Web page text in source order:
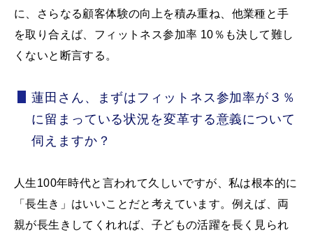
に、さらなる顧客体験の向上を積み重ね、他業種と手
を取り合えば、フィットネス参加率 10％も決して難し
くないと断言する。
蓮田さん、まずはフィットネス参加率が３％
に留まっている状況を変革する意義について
伺えますか？
人生100年時代と言われて久しいですが、私は根本的に
「長生き」はいいことだと考えています。例えば、両
親が長生きしてくれれば、子どもの活躍を長く見られ